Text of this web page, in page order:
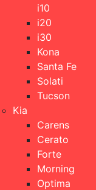
i10
i20
i30
Kona
Santa Fe
Solati
Tucson
Kia
Carens
Cerato
Forte
Morning
Optima